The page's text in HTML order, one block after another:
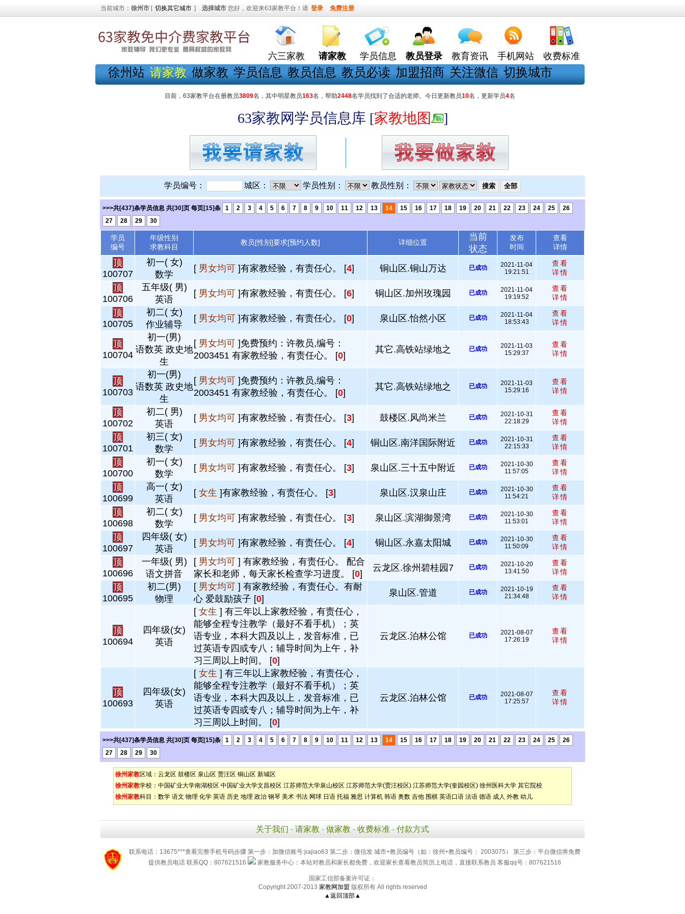
当前城市： 徐州市 [ 切换其它城市 ] 选择城市 您好，欢迎来63家教平台！请 登录 免费注册
六三家教 请家教 学员信息 教员登录 教育资讯 手机网站 收费标准
徐州站 请家教 做家教 学员信息 教员信息 教员必读 加盟招商 关注微信 切换城市
目前，63家教平台在册教员3809名，其中明星教员163名，帮助2448名学员找到了合适的老师。今日更新教员10名，更新学员4名
63家教网学员信息库 [家教地图 ]
学员编号： 城区： 学员性别： 教员性别：
>>>共[437]条学员信息 共[30]页 每页[15]条 1 2 3 4 5 6 7 8 9 10 11 12 13 14 15 16 17 18 19 20 21 22 23 24 25
26
27
28 29 30
学员
编号
年级性别
求教科目
教员[性别]要求[预约人数] 详细位置
当前
状态
发布
时间
查看
详情
顶
100707
初一( 女)
数学
[ 男女均可 ]有家教经验，有责任心。 [4] 铜山区.铜山万达 已成功
2021-11-04
19:21:51
查看
详情
顶
100706
五年级( 男)
英语
[ 男女均可 ]有家教经验，有责任心。 [6] 铜山区.加州玫瑰园 已成功
2021-11-04
19:19:52
查看
详情
顶
100705
初二( 女)
作业辅导
[ 男女均可 ]有家教经验，有责任心。 [0] 泉山区.怡然小区 已成功
2021-11-04
18:53:43
查看
详情
顶
100704
初一(男)
语数英 政史地
生
[ 男女均可 ]免费预约：许教员,编号：
2003451 有家教经验，有责任心。 [0]
其它.高铁站绿地之 已成功
2021-11-03
15:29:37
查看
详情
顶
100703
初一(男)
语数英 政史地
生
[ 男女均可 ]免费预约：许教员,编号：
2003451 有家教经验，有责任心。 [0]
其它.高铁站绿地之 已成功
2021-11-03
15:29:16
查看
详情
顶
100702
初二( 男)
英语
[ 男女均可 ]有家教经验，有责任心。 [3] 鼓楼区.风尚米兰 已成功
2021-10-31
22:18:29
查看
详情
顶
100701
初三( 女)
数学
[ 男女均可 ]有家教经验，有责任心。 [4] 铜山区.南洋国际附近 已成功
2021-10-31
22:15:33
查看
详情
顶
100700
初一( 女)
数学
[ 男女均可 ]有家教经验，有责任心。 [3] 泉山区.三十五中附近 已成功
2021-10-30
11:57:05
查看
详情
顶
100699
高一( 女)
英语
[ 女生 ]有家教经验，有责任心。 [3] 泉山区.汉泉山庄 已成功
2021-10-30
11:54:21
查看
详情
顶
100698
初二( 女)
数学
[ 男女均可 ]有家教经验，有责任心。 [3] 泉山区.滨湖御景湾 已成功
2021-10-30
11:53:01
查看
详情
顶
100697
四年级( 女)
英语
[ 男女均可 ]有家教经验，有责任心。 [4] 铜山区.永嘉太阳城 已成功
2021-10-30
11:50:09
查看
详情
顶
100696
一年级( 男)
语文拼音
[ 男女均可 ] 有家教经验，有责任心。 配合
家长和老师，每天家长检查学习进度。 [0]
云龙区.徐州碧桂园7 已成功
2021-10-20
13:41:50
查看
详情
顶
100695
初二(男)
物理
[ 男女均可 ] 有家教经验，有责任心。有耐
心 爱鼓励孩子 [0]
泉山区.管道 已成功
2021-10-19
21:34:48
查看
详情
顶
100694
四年级(女)
英语
[ 女生 ] 有三年以上家教经验，有责任心，
能够全程专注教学（最好不看手机）；英
语专业，本科大四及以上，发音标准，已
过英语专四或专八；辅导时间为上午，补
习三周以上时间。 [0]
云龙区.泊林公馆 已成功
2021-08-07
17:26:19
查看
详情
顶
100693
四年级(女)
英语
[ 女生 ] 有三年以上家教经验，有责任心，
能够全程专注教学（最好不看手机）；英
语专业，本科大四及以上，发音标准，已
过英语专四或专八；辅导时间为上午，补
习三周以上时间。 [0]
云龙区.泊林公馆 已成功
2021-08-07
17:25:57
查看
详情
>>>共[437]条学员信息 共[30]页 每页[15]条 1 2 3 4 5 6 7 8 9 10 11 12 13 14 15 16 17 18 19 20 21 22 23 24 25
26
27
28 29 30
徐州家教区域： 云龙区 鼓楼区 泉山区 贾汪区 铜山区 新城区
徐州家教学校： 中国矿业大学南湖校区 中国矿业大学文昌校区 江苏师范大学泉山校区 江苏师范大学(贾汪校区) 江苏师范大学(奎园校区) 徐州医科大学 其它院校
徐州家教科目： 数学 语文 物理 化学 英语 历史 地理 政治 钢琴 美术 书法 网球 日语 托福 雅思 计算机 韩语 奥数 吉他 围棋 英语口语 法语 德语 成人 外教 幼儿
关于我们 - 请家教 - 做家教 - 收费标准 - 付款方式
联系电话：13675***查看完整手机号码步骤 第一步：加微信账号:jiajiao63 第二步：微信发 城市+教员编号（如：徐州+教员编号： 2003075） 第三步：平台微信将免费
提供教员电话 联系QQ：807621516
家教服务中心：本站对教员和家长都免费，欢迎家长查看教员简历上电话，直接联系教员 客服qq号：807621516
国家工信部备案许可证：
Copyright 2007-2013 家教网加盟 版权所有 All rights reserved
▲返回顶部▲